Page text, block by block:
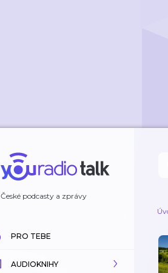
České podcasty a zprávy
PRO TEBE
AUDIOKNIHY